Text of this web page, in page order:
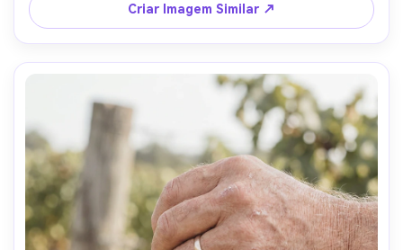
Criar Imagem Similar ↗